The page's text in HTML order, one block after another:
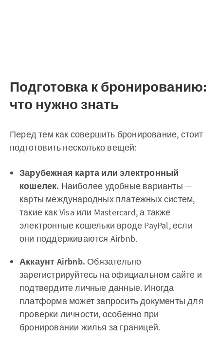
Подготовка к бронированию:
что нужно знать
Перед тем как совершить бронирование, стоит
подготовить несколько вещей:
Зарубежная карта или электронный
кошелек. Наиболее удобные варианты —
карты международных платежных систем,
такие как Visa или Mastercard, а также
электронные кошельки вроде PayPal, если
они поддерживаются Airbnb.
Аккаунт Airbnb. Обязательно
зарегистрируйтесь на официальном сайте и
подтвердите личные данные. Иногда
платформа может запросить документы для
проверки личности, особенно при
бронировании жилья за границей.